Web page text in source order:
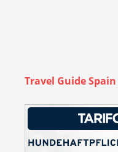
Travel Guide Spain